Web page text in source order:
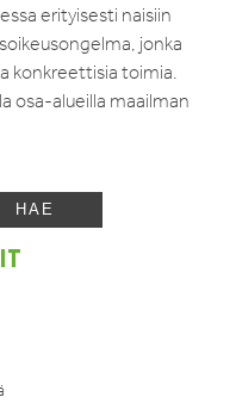
erityisesti naisiin
jonka
konkreettisia toimia.
osa-alueilla maailman